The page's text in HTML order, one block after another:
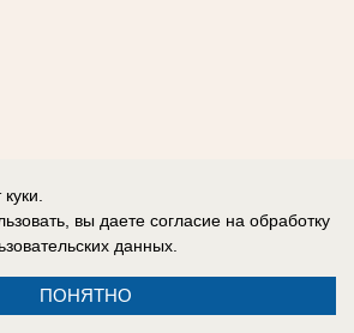
вы даете согласие на обработку
данных.
ПОНЯТНО